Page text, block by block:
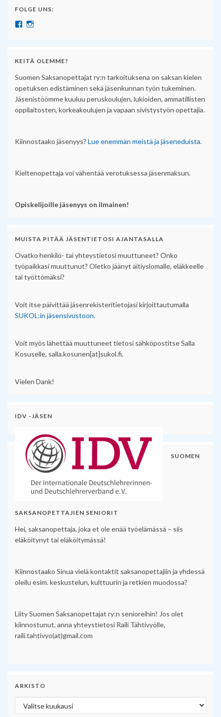
FOLGE UNS:
Näytä SuomenSaksanopettajat:n profiili Facebook palvelussa
KEITÄ OLEMME?
Suomen Saksanopettajat ry:n tarkoituksena on saksan kielen
opetuksen edistäminen sekä jäsenkunnan työn tukeminen.
Jäsenistöömme kuuluu peruskoulujen, lukioiden, ammatillisten
oppilaitosten, korkeakoulujen ja vapaan sivistystyön opettajia.
Kiinnostaako jäsenyys? Lue enemmän meistä ja jäseneduista.
Kieltenopettaja voi vähentää verotuksessa jäsenmaksun.
Opiskelijoille jäsenyys on ilmainen!
MUISTA PITÄÄ JÄSENTIETOSI AJANTASALLA
Ovatko henkilö- tai yhteystietosi muuttuneet? Onko
työpaikkasi muuttunut? Oletko jäänyt äitiyslomalle, eläkkeelle
tai työttömäksi?
Voit itse päivittää jäsenrekisteritietojasi kirjoittautumalla
SUKOL:in jäsensivustoon.
Voit myös lähettää muuttuneet tietosi sähköpostitse Salla
Kosuselle, salla.kosunen[at]sukol.fi.
Vielen Dank!
IDV -JÄSEN
SUOMEN
SAKSANOPETTAJIEN SENIORIT
Hei, saksanopettaja, joka et ole enää työelämässä – siis
eläköitynyt tai eläköitymässä!
Kiinnostaako Sinua vielä kontaktit saksanopettajiin ja yhdessä
oleilu esim. keskustelun, kulttuurin ja retkien muodossa?
Liity Suomen Saksanopettajat ry:n senioreihin! Jos olet
kiinnostunut, anna yhteystietosi Raili Tähtivyölle,
raili.tahtivyo(at)gmail.com
ARKISTO
Arkisto